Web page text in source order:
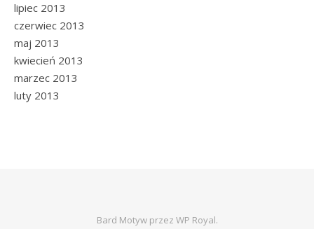
lipiec 2013
czerwiec 2013
maj 2013
kwiecień 2013
marzec 2013
luty 2013
Bard Motyw przez WP Royal.